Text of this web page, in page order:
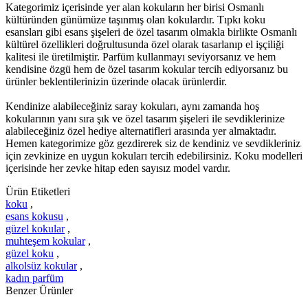
Kategorimiz içerisinde yer alan kokuların her birisi Osmanlı
kültüründen günümüze taşınmış olan kokulardır. Tıpkı koku
esansları gibi esans şişeleri de özel tasarım olmakla birlikte Osmanlı
kültürel özellikleri doğrultusunda özel olarak tasarlanıp el işçiliği
kalitesi ile üretilmiştir. Parfüm kullanmayı seviyorsanız ve hem
kendisine özgü hem de özel tasarım kokular tercih ediyorsanız bu
ürünler beklentilerinizin üzerinde olacak ürünlerdir.
Kendinize alabileceğiniz saray kokuları, aynı zamanda hoş
kokularının yanı sıra şık ve özel tasarım şişeleri ile sevdiklerinize
alabileceğiniz özel hediye alternatifleri arasında yer almaktadır.
Hemen kategorimize göz gezdirerek siz de kendiniz ve sevdikleriniz
için zevkinize en uygun kokuları tercih edebilirsiniz. Koku modelleri
içerisinde her zevke hitap eden sayısız model vardır.
Ürün Etiketleri
koku ,
esans kokusu ,
güzel kokular ,
muhteşem kokular ,
güzel koku ,
alkolsüz kokular ,
kadın parfüm
Benzer Ürünler